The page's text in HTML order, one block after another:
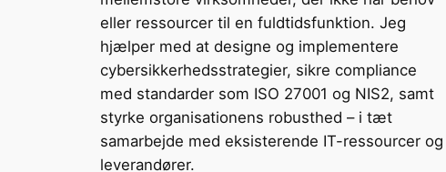
eller ressourcer til en fuldtidsfunktion. Jeg
hjælper med at designe og implementere
cybersikkerhedsstrategier, sikre compliance
med standarder som ISO 27001 og NIS2, samt
styrke organisationens robusthed – i tæt
samarbejde med eksisterende IT-ressourcer og
leverandører.